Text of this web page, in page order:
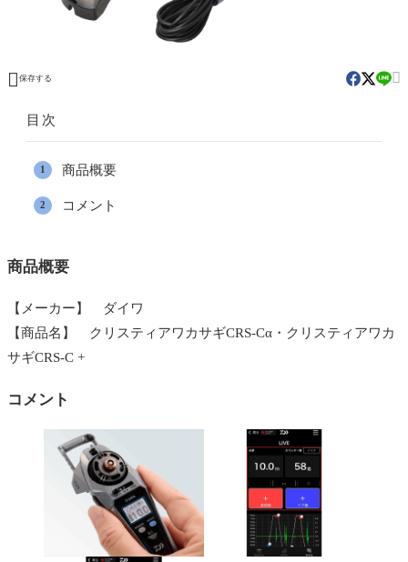
 保存する 
目次
商品概要
コメント
商品概要
【メーカー】 ダイワ
【商品名】 クリスティアワカサギCRS-Cα・クリスティアワカ
サギCRS-C +
コメント